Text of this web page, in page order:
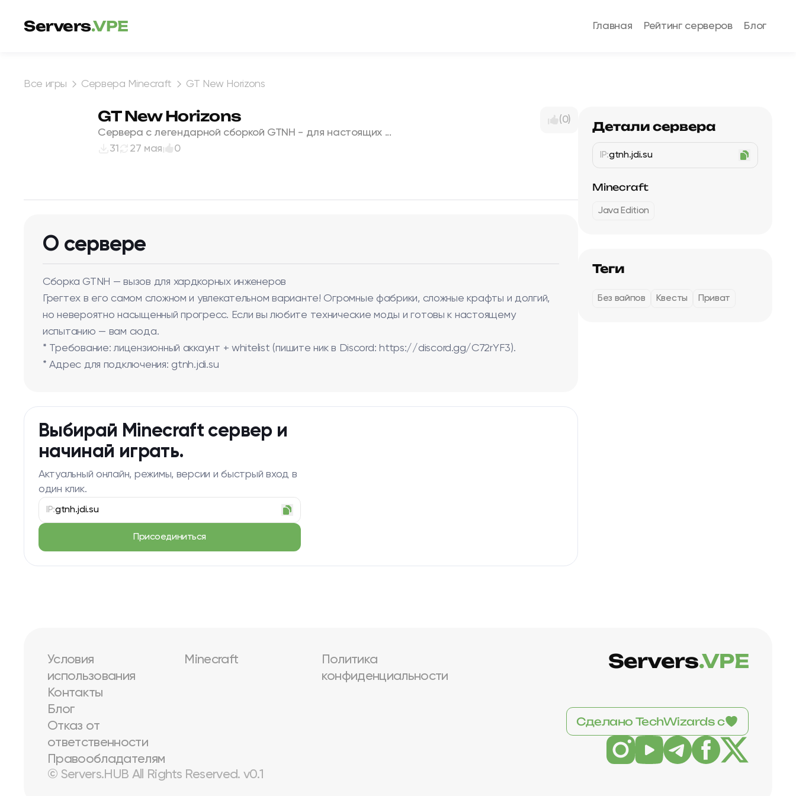
Servers.VPE Главная Рейтинг серверов Блог
Все игры Сервера Minecraft GT New Horizons
GT New Horizons
Сервера с легендарной сборкой GTNH - для настоящих ...
31
27 мая 0
(0)
О сервере
Сборка GTNH — вызов для хардкорных инженеров
Грегтех в его самом сложном и увлекательном варианте! Огромные фабрики, сложные крафты и долгий,
но невероятно насыщенный прогресс. Если вы любите технические моды и готовы к настоящему
испытанию — вам сюда.
* Требование: лицензионный аккаунт + whitelist (пишите ник в Discord: https://discord.gg/C72rYF3).
* Адрес для подключения: gtnh.jdi.su
Выбирай Minecraft сервер и
начинай играть.
Актуальный онлайн, режимы, версии и быстрый вход в
один клик.
IP:gtnh.jdi.su
Присоединиться
Детали сервера
IP:gtnh.jdi.su
Minecraft
Java Edition
Теги
Без вайпов Квесты Приват
Условия
использования
Контакты
Блог
Отказ от
ответственности
Правообладателям
Minecraft
Политика
конфиденциальности
© Servers.HUB All Rights Reserved. v0.1
Servers.VPE
Сделано TechWizards с